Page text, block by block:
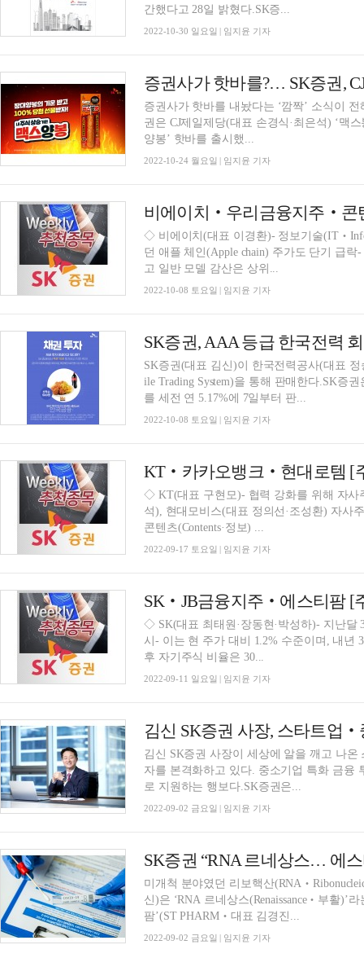
간했다고 28일 밝혔다.SK증...
2022-10-30 일요일 | 임지윤 기자
증권사가 핫바를?… SK증권,
증권사가 핫바를 내놨다는 ‘깜짝’ 소식이
권은 CJ제일제당(대표 손경식·최은석) ‘맥
양봉’ 핫바를 출시했...
2022-10-24 월요일 | 임지윤 기자
◇ 비에이치(대표 이경환)- 정보기술
던 애플 체인(Apple chain) 주가도 단기 급
고 일반 모델 감산은 상위...
2022-10-08 토요일 | 임지윤 기자
SK증권, AAA 등급 한국전력
SK증권(대표 김신)이 한국전력공사(대표
ile Trading System)을 통해 판매한다.SK증
를 세전 연 5.17%에 7일부터 판...
2022-10-08 토요일 | 임지윤 기자
KT‧카카오뱅크‧현대로템 [
◇ KT(대표 구현모)- 협력 강화를 위해 자사
석), 현대모비스(대표 정의선·조성환) 자사
콘텐츠(Contents·정보) ...
2022-09-17 토요일 | 임지윤 기자
SK‧JB금융지주‧에스티팜 [
◇ SK(대표 최태원·장동현·박성하)- 지난달
시- 이는 현 주가 대비 1.2% 수준이며, 내년
후 자기주식 비율은 30...
2022-09-11 일요일 | 임지윤 기자
김신 SK증권 사장이 세상에 알을 깨고 나
자를 본격화하고 있다. 중소기업 특화 금융
로 지원하는 행보다.SK증권은...
2022-09-02 금요일 | 임지윤 기자
SK증권 “RNA 르네상스… 에
미개척 분야였던 리보핵산
신)은 ‘RNA 르네상스(Renaissance‧부활)’
팜’(ST PHARM‧대표 김경진...
2022-09-02 금요일 | 임지윤 기자